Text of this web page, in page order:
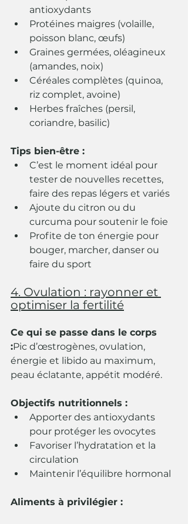
antioxydants
Protéines maigres (volaille,
poisson blanc, œufs)
Graines germées, oléagineux
(amandes, noix)
Céréales complètes (quinoa,
riz complet, avoine)
Herbes fraîches (persil,
coriandre, basilic)
Tips bien-être :
C’est le moment idéal pour
tester de nouvelles recettes,
faire des repas légers et variés
Ajoute du citron ou du
curcuma pour soutenir le foie
Profite de ton énergie pour
bouger, marcher, danser ou
faire du sport
4. Ovulation : rayonner et
optimiser la fertilité
Ce qui se passe dans le corps
:Pic d’œstrogènes, ovulation,
énergie et libido au maximum,
peau éclatante, appétit modéré.
Objectifs nutritionnels :
Apporter des antioxydants
pour protéger les ovocytes
Favoriser l’hydratation et la
circulation
Maintenir l’équilibre hormonal
Aliments à privilégier :